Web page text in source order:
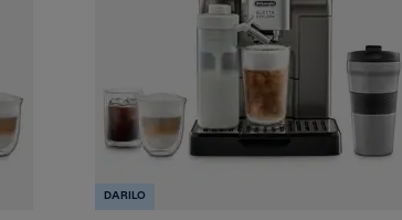
DARILO